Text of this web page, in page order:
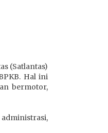
(Satlantas)
Hal ini
bermotor,